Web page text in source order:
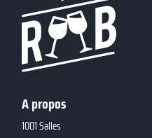
A propos
1001 Salles